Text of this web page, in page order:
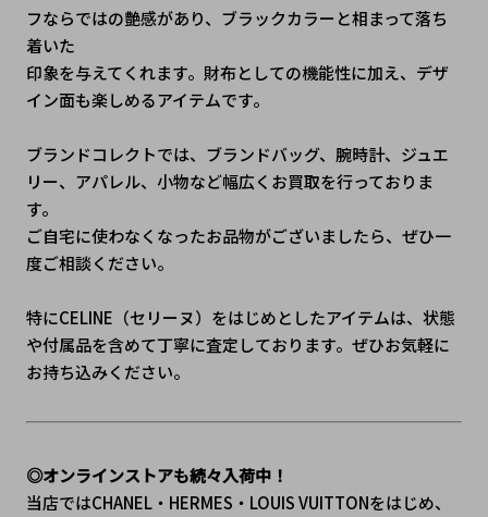
フならではの艶感があり、ブラックカラーと相まって落ち
着いた
印象を与えてくれます。財布としての機能性に加え、デザ
イン面も楽しめるアイテムです。
ブランドコレクトでは、ブランドバッグ、腕時計、ジュエ
リー、アパレル、小物など幅広くお買取を行っておりま
す。
ご自宅に使わなくなったお品物がございましたら、ぜひ一
度ご相談ください。
特にCELINE（セリーヌ）をはじめとしたアイテムは、状態
や付属品を含めて丁寧に査定しております。ぜひお気軽に
お持ち込みください。
◎オンラインストアも続々入荷中！
当店ではCHANEL・HERMES・LOUIS VUITTONをはじめ、